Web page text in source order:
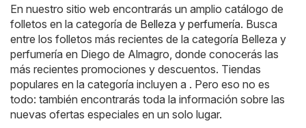
En nuestro sitio web encontrarás un amplio catálogo de
folletos en la categoría de Belleza y perfumería. Busca
entre los folletos más recientes de la categoría Belleza y
perfumería en Diego de Almagro, donde conocerás las
más recientes promociones y descuentos. Tiendas
populares en la categoría incluyen a . Pero eso no es
todo: también encontrarás toda la información sobre las
nuevas ofertas especiales en un solo lugar.